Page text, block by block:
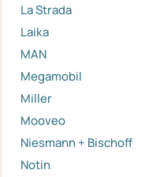
La Strada
Laika
MAN
Megamobil
Miller
Mooveo
Niesmann + Bischoff
Notin